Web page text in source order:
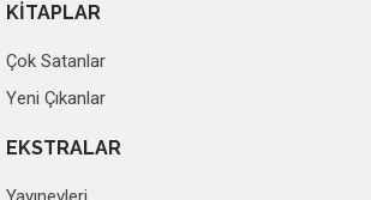
KİTAPLAR
Çok Satanlar
Yeni Çıkanlar
EKSTRALAR